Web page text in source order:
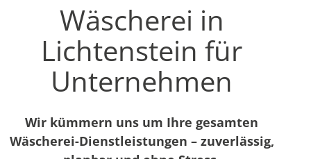
Wäscherei in
Lichtenstein für
Unternehmen
Wir kümmern uns um Ihre gesamten
Wäscherei-Dienstleistungen – zuverlässig,